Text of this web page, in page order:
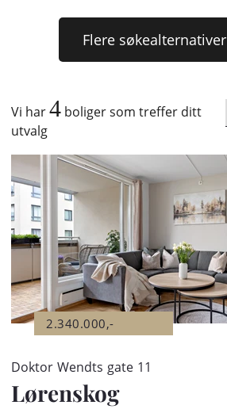
Flere søkealternativer
Vi har4 boliger som treffer ditt
utvalg
2.340.000,-
Doktor Wendts gate 11
Lørenskog